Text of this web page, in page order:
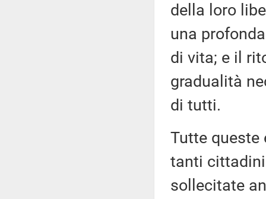
della loro
una
di vita; e il
gradualità
di tutti.
Tutte queste
tanti
sollecitate